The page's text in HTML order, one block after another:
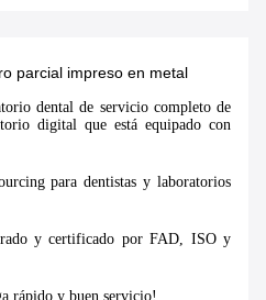
parcial impreso en metal
dental de servicio completo de
digital que está equipado con
para dentistas y laboratorios
y certificado por FAD, ISO y
rápido y buen servicio!